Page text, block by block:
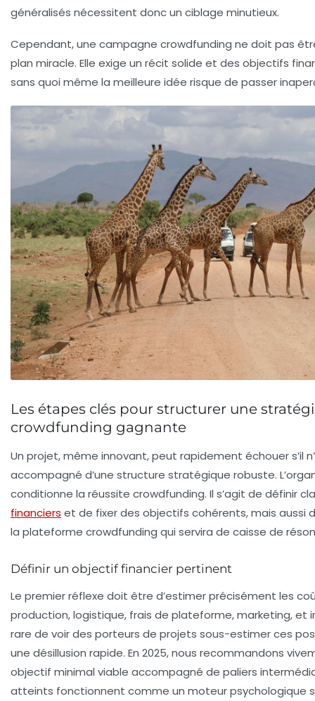
généralisés nécessitent donc un ciblage minutieux.
Cependant, une campagne crowdfunding ne doit pas
plan miracle. Elle exige un récit solide et des objectifs
sans quoi même la meilleure idée risque de passer
Les étapes clés pour structurer une
crowdfunding gagnante
Un projet, même innovant, peut rapidement échouer s’il
accompagné d’une structure stratégique robuste.
conditionne la réussite crowdfunding. Il s’agit de définir
financiers et de fixer des objectifs cohérents, mais aussi
la plateforme crowdfunding qui servira de caisse de
Définir un objectif financier pertinent
Le premier réflexe doit être d’estimer précisément les
production, logistique, frais de plateforme, marketing, et
rare de voir des porteurs de projets sous-estimer ces
une désillusion rapide. En 2025, nous recommandons
objectif minimal viable accompagné de paliers
atteints fonctionnent comme un moteur psychologique